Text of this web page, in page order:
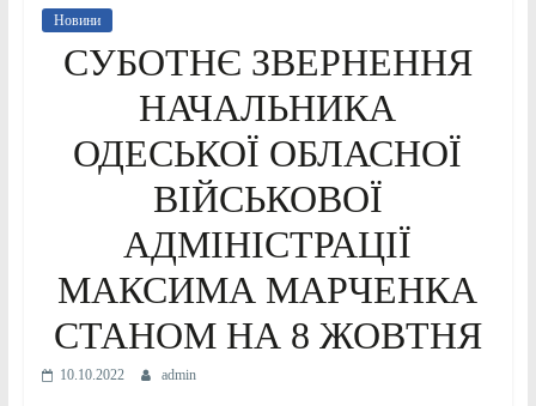
Новини
СУБОТНЄ ЗВЕРНЕННЯ
НАЧАЛЬНИКА
ОДЕСЬКОЇ ОБЛАСНОЇ
ВІЙСЬКОВОЇ
АДМІНІСТРАЦІЇ
МАКСИМА МАРЧЕНКА
СТАНОМ НА 8 ЖОВТНЯ
10.10.2022 admin